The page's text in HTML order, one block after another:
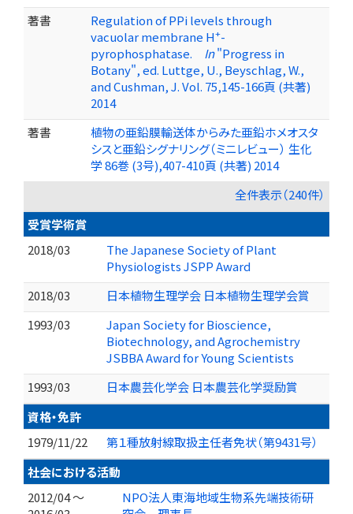
著書
Regulation of PPi levels through
vacuolar membrane H+-
pyrophosphatase. In"Progress in
Botany", ed. Luttge, U., Beyschlag, W.,
and Cushman, J. Vol. 75,145-166頁 (共著)
2014
著書
植物の亜鉛膜輸送体からみた亜鉛ホメオスタ
シスと亜鉛シグナリング（ミニレビュー） 生化
学 86巻 (3号),407-410頁 (共著) 2014
全件表示（240件）
受賞学術賞
2018/03
The Japanese Society of Plant
Physiologists JSPP Award
2018/03
日本植物生理学会 日本植物生理学会賞
1993/03
Japan Society for Bioscience,
Biotechnology, and Agrochemistry
JSBBA Award for Young Scientists
1993/03
日本農芸化学会 日本農芸化学奨励賞
資格・免許
1979/11/22
第１種放射線取扱主任者免状（第9431号）
社会における活動
2012/04 ～
NPO法人東海地域生物系先端技術研